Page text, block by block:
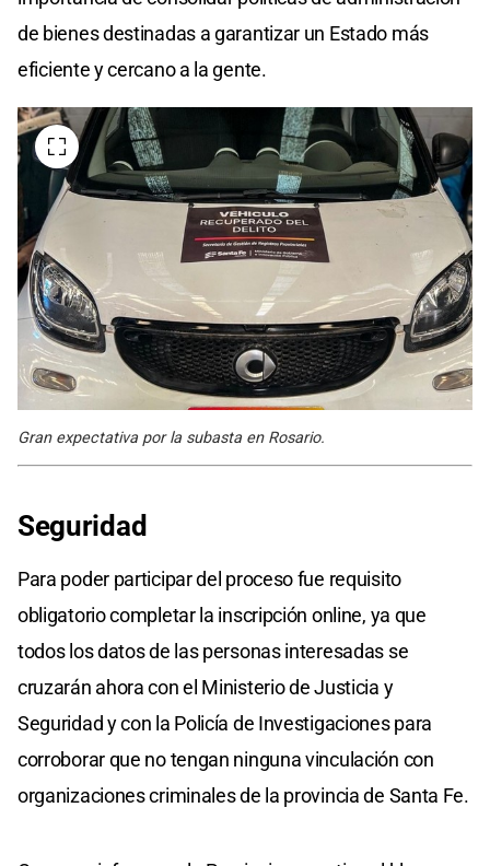
de bienes destinadas a garantizar un Estado más
eficiente y cercano a la gente.
Gran expectativa por la subasta en Rosario.
Seguridad
Para poder participar del proceso fue requisito
obligatorio completar la inscripción online, ya que
todos los datos de las personas interesadas se
cruzarán ahora con el Ministerio de Justicia y
Seguridad y con la Policía de Investigaciones para
corroborar que no tengan ninguna vinculación con
organizaciones criminales de la provincia de Santa Fe.